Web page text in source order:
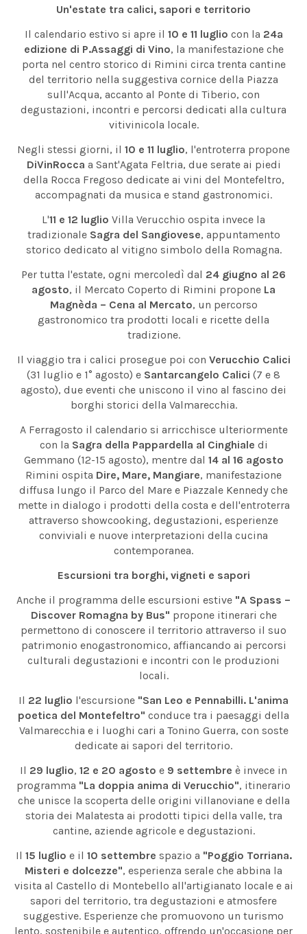
Un'estate tra calici, sapori e territorio
Il calendario estivo si apre il 10 e 11 luglio con la 24ª
edizione di P.Assaggi di Vino, la manifestazione che
porta nel centro storico di Rimini circa trenta cantine
del territorio nella suggestiva cornice della Piazza
sull'Acqua, accanto al Ponte di Tiberio, con
degustazioni, incontri e percorsi dedicati alla cultura
vitivinicola locale.
Negli stessi giorni, il 10 e 11 luglio, l'entroterra propone
DiVinRocca a Sant'Agata Feltria, due serate ai piedi
della Rocca Fregoso dedicate ai vini del Montefeltro,
accompagnati da musica e stand gastronomici.
L'11 e 12 luglio Villa Verucchio ospita invece la
tradizionale Sagra del Sangiovese, appuntamento
storico dedicato al vitigno simbolo della Romagna.
Per tutta l'estate, ogni mercoledì dal 24 giugno al 26
agosto, il Mercato Coperto di Rimini propone La
Magnèda – Cena al Mercato, un percorso
gastronomico tra prodotti locali e ricette della
tradizione.
Il viaggio tra i calici prosegue poi con Verucchio Calici
(31 luglio e 1° agosto) e Santarcangelo Calici (7 e 8
agosto), due eventi che uniscono il vino al fascino dei
borghi storici della Valmarecchia.
A Ferragosto il calendario si arricchisce ulteriormente
con la Sagra della Pappardella al Cinghiale di
Gemmano (12-15 agosto), mentre dal 14 al 16 agosto
Rimini ospita Dire, Mare, Mangiare, manifestazione
diffusa lungo il Parco del Mare e Piazzale Kennedy che
mette in dialogo i prodotti della costa e dell'entroterra
attraverso showcooking, degustazioni, esperienze
conviviali e nuove interpretazioni della cucina
contemporanea.
Escursioni tra borghi, vigneti e sapori
Anche il programma delle escursioni estive "A Spass –
Discover Romagna by Bus" propone itinerari che
permettono di conoscere il territorio attraverso il suo
patrimonio enogastronomico, affiancando ai percorsi
culturali degustazioni e incontri con le produzioni
locali.
Il 22 luglio l'escursione "San Leo e Pennabilli. L'anima
poetica del Montefeltro" conduce tra i paesaggi della
Valmarecchia e i luoghi cari a Tonino Guerra, con soste
dedicate ai sapori del territorio.
Il 29 luglio, 12 e 20 agosto e 9 settembre è invece in
programma "La doppia anima di Verucchio", itinerario
che unisce la scoperta delle origini villanoviane e della
storia dei Malatesta ai prodotti tipici della valle, tra
cantine, aziende agricole e degustazioni.
Il 15 luglio e il 10 settembre spazio a "Poggio Torriana.
Misteri e dolcezze", esperienza serale che abbina la
visita al Castello di Montebello all'artigianato locale e ai
sapori del territorio, tra degustazioni e atmosfere
suggestive. Esperienze che promuovono un turismo
lento, sostenibile e autentico, offrendo un'occasione per